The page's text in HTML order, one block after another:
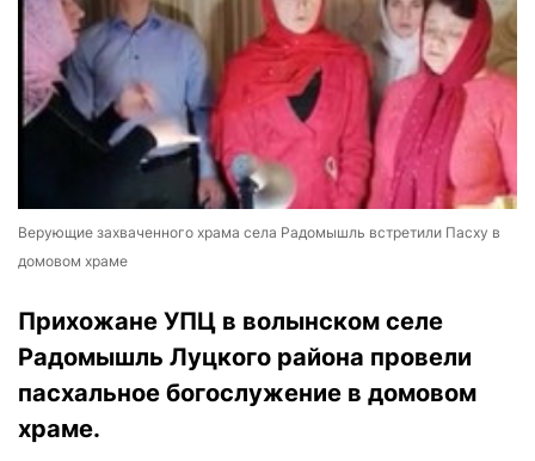
Верующие захваченного храма села Радомышль встретили Пасху в
домовом храме
Прихожане УПЦ в волынском селе
Радомышль Луцкого района провели
пасхальное богослужение в домовом
храме.